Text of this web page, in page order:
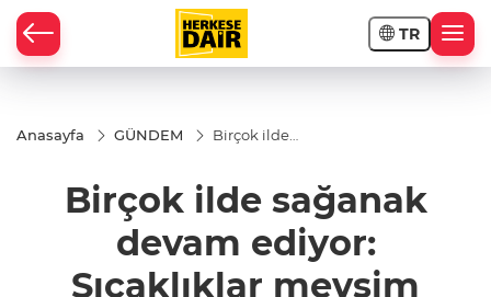
TR
Anasayfa GÜNDEM
Birçok ilde
Sıcaklıklar
mevsim
normallerinde
Birçok ilde sağanak
devam ediyor:
Sıcaklıklar mevsim